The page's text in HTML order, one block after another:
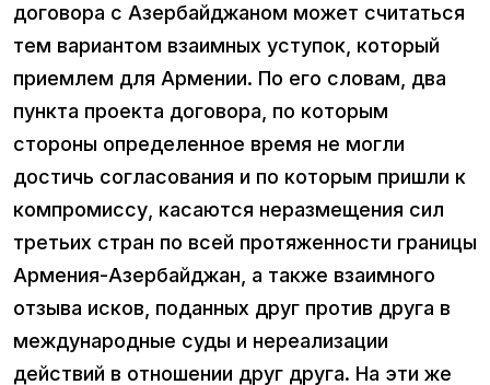
договора с Азербайджаном может считаться
тем вариантом взаимных уступок, который
приемлем для Армении. По его словам, два
пункта проекта договора, по которым
стороны определенное время не могли
достичь согласования и по которым пришли к
компромиссу, касаются неразмещения сил
третьих стран по всей протяженности границы
Армения-Азербайджан, а также взаимного
отзыва исков, поданных друг против друга в
международные суды и нереализации
действий в отношении друг друга. На эти же